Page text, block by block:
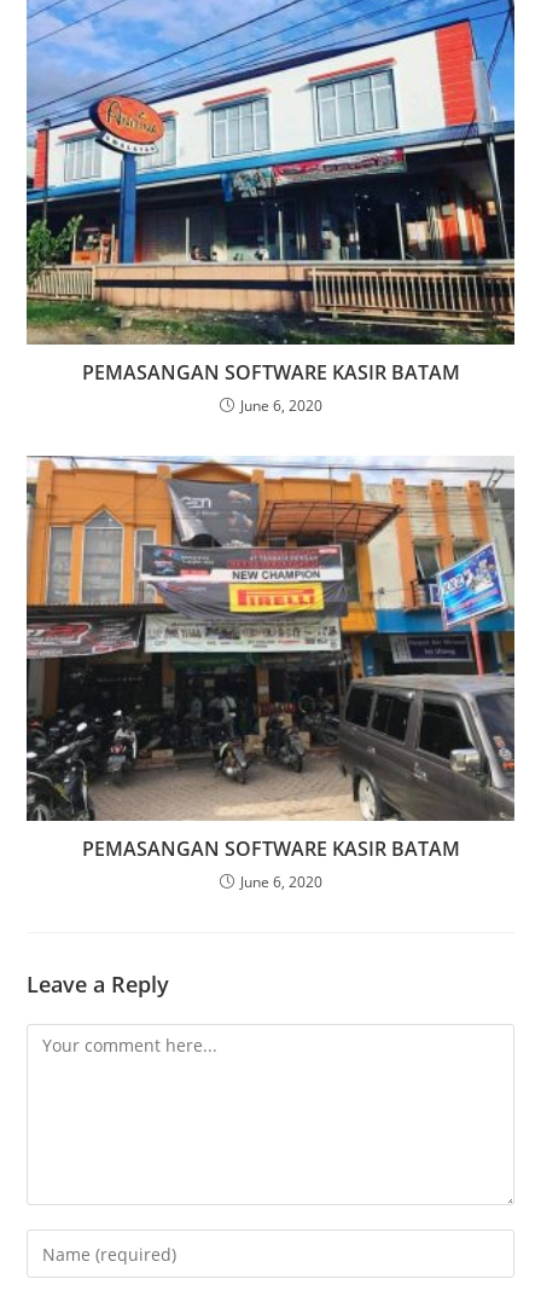
PEMASANGAN SOFTWARE KASIR BATAM
June 6, 2020
PEMASANGAN SOFTWARE KASIR BATAM
June 6, 2020
Leave a Reply